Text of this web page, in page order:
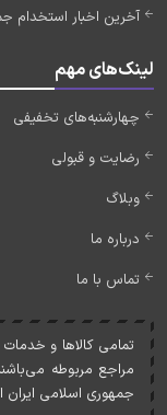
آخرین اخبار استخدام جمعیت
لینک‌های مهم
چهارشنبه‌های تخفیفی
رضایت و قبولی
وبلاگ
درباره ما
تماس با ما
تمامی کالاها و
مراجع مربوطه
جمهوری اسلامی